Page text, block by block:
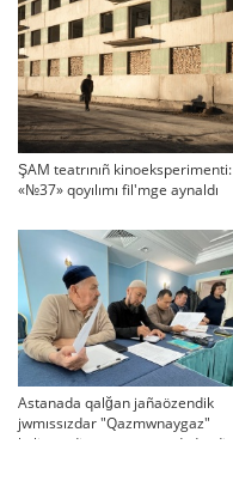
ŞAM teatrınıñ kinoeksperimenti:
«№37» qoyılımı fil'mge aynaldı
Astanada qalğan jañaözendik
jwmıssızdar "Qazmwnaygaz"
kelissözdi toqtatıp tastadı deydi